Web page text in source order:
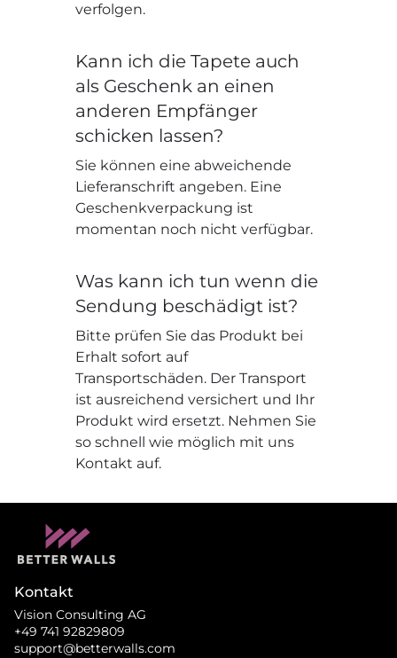
verfolgen.
Kann ich die Tapete auch
als Geschenk an einen
anderen Empfänger
schicken lassen?
Sie können eine abweichende
Lieferanschrift angeben. Eine
Geschenkverpackung ist
momentan noch nicht verfügbar.
Was kann ich tun wenn die
Sendung beschädigt ist?
Bitte prüfen Sie das Produkt bei
Erhalt sofort auf
Transportschäden. Der Transport
ist ausreichend versichert und Ihr
Produkt wird ersetzt. Nehmen Sie
so schnell wie möglich mit uns
Kontakt auf.
Kontakt
Vision Consulting AG
+49 741 92829809
support@betterwalls.com